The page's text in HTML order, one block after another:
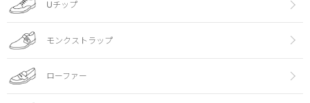
Uチップ
モンクストラップ
ローファー